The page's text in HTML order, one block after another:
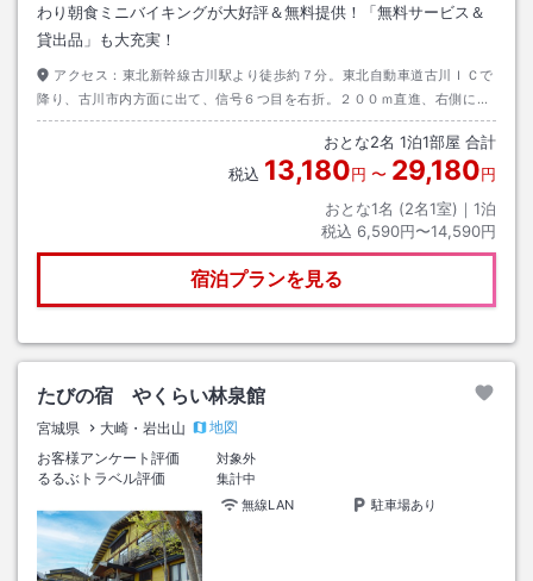
わり朝食ミニバイキングが大好評＆無料提供！「無料サービス＆
貸出品」も大充実！
アクセス： 東北新幹線古川駅より徒歩約７分。東北自動車道古川ＩＣで
降り、古川市内方面に出て、信号６つ目を右折。２００ｍ直進、右側にご
ざいます。
おとな2名 1泊1部屋 合計
税込 13,180円 〜 29,180円
おとな1名 (2名1室)｜ 1泊
税込 6,590円〜14,590円
宿泊プランを見る
たびの宿 やくらい林泉館
宮城県 大崎・岩出山
地図
お客様アンケート評価
対象外
るるぶトラベル評価
集計中
無線LAN
駐車場あり